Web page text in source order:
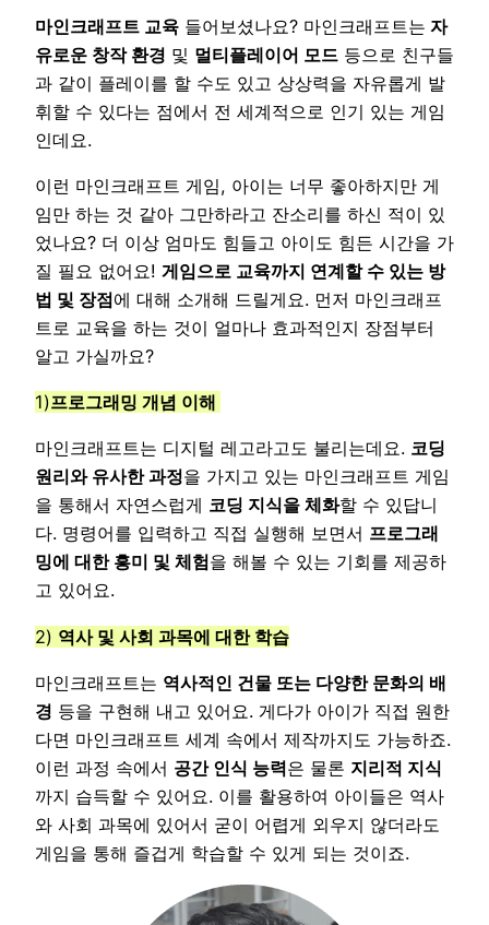
마인크래프트 교육 들어보셨나요? 마인크래프트는 자
유로운 창작 환경 및 멀티플레이어 모드 등으로 친구들
과 같이 플레이를 할 수도 있고 상상력을 자유롭게 발
휘할 수 있다는 점에서 전 세계적으로 인기 있는 게임
인데요.
이런 마인크래프트 게임, 아이는 너무 좋아하지만 게
임만 하는 것 같아 그만하라고 잔소리를 하신 적이 있
었나요? 더 이상 엄마도 힘들고 아이도 힘든 시간을 가
질 필요 없어요! 게임으로 교육까지 연계할 수 있는 방
법 및 장점에 대해 소개해 드릴게요. 먼저 마인크래프
트로 교육을 하는 것이 얼마나 효과적인지 장점부터
알고 가실까요?
1)프로그래밍 개념 이해
마인크래프트는 디지털 레고라고도 불리는데요. 코딩
원리와 유사한 과정을 가지고 있는 마인크래프트 게임
을 통해서 자연스럽게 코딩 지식을 체화할 수 있답니
다. 명령어를 입력하고 직접 실행해 보면서 프로그래
밍에 대한 흥미 및 체험을 해볼 수 있는 기회를 제공하
고 있어요.
2) 역사 및 사회 과목에 대한 학습
마인크래프트는 역사적인 건물 또는 다양한 문화의 배
경 등을 구현해 내고 있어요. 게다가 아이가 직접 원한
다면 마인크래프트 세계 속에서 제작까지도 가능하죠.
이런 과정 속에서 공간 인식 능력은 물론 지리적 지식
까지 습득할 수 있어요. 이를 활용하여 아이들은 역사
와 사회 과목에 있어서 굳이 어렵게 외우지 않더라도
게임을 통해 즐겁게 학습할 수 있게 되는 것이죠.